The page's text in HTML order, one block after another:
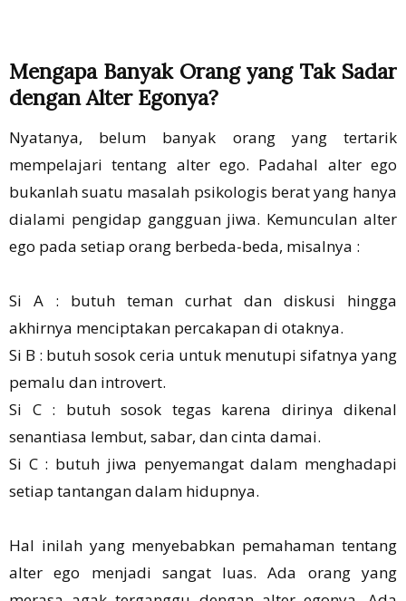
Mengapa Banyak Orang yang Tak Sadar
dengan Alter Egonya?
Nyatanya, belum banyak orang yang tertarik
mempelajari tentang alter ego. Padahal alter ego
bukanlah suatu masalah psikologis berat yang hanya
dialami pengidap gangguan jiwa. Kemunculan alter
ego pada setiap orang berbeda-beda, misalnya :
Si A : butuh teman curhat dan diskusi hingga
akhirnya menciptakan percakapan di otaknya.
Si B : butuh sosok ceria untuk menutupi sifatnya yang
pemalu dan introvert.
Si C : butuh sosok tegas karena dirinya dikenal
senantiasa lembut, sabar, dan cinta damai.
Si C : butuh jiwa penyemangat dalam menghadapi
setiap tantangan dalam hidupnya.
Hal inilah yang menyebabkan pemahaman tentang
alter ego menjadi sangat luas. Ada orang yang